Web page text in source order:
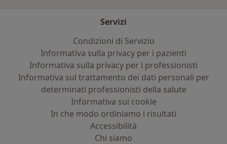
Servizi
Condizioni di Servizio
Informativa sulla privacy per i pazienti
Informativa sulla privacy per i professionisti
Informativa sul trattamento dei dati personali per
determinati professionisti della salute
Informativa sui cookie
In che modo ordiniamo i risultati
Accessibilità
Chi siamo